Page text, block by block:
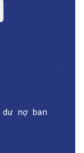
nợ ban